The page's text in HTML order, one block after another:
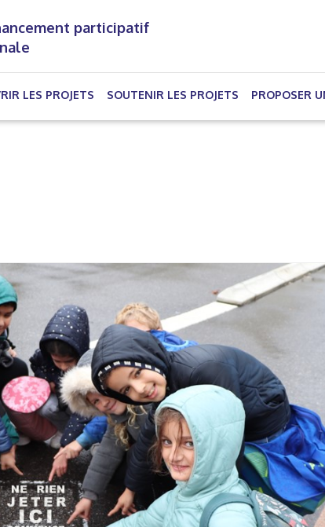
participatif
LES PROJETS (CURRENT)
SOUTENIR LES PROJETS PROPOSER